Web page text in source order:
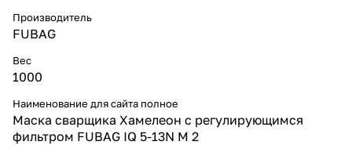
Производитель
FUBAG
Вес
1000
Наименование для сайта полное
Маска сварщика Хамелеон с регулирующимся
фильтром FUBAG IQ 5-13N M 2